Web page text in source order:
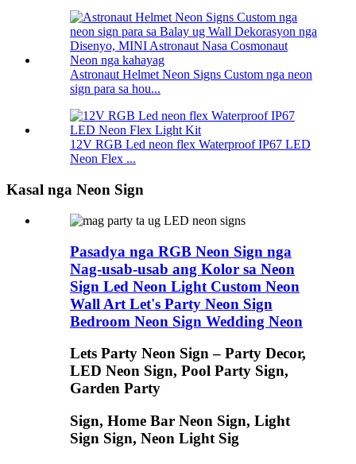
Astronaut Helmet Neon Signs Custom nga neon
sign para sa hou...
12V RGB Led neon flex Waterproof IP67 LED
Neon Flex ...
Kasal nga Neon Sign
Pasadya nga RGB Neon Sign nga
Nag-usab-usab ang Kolor sa Neon
Sign Led Neon Light Custom Neon
Wall Art Let's Party Neon Sign
Bedroom Neon Sign Wedding Neon
Lets Party Neon Sign – Party Decor,
LED Neon Sign, Pool Party Sign,
Garden Party
Sign, Home Bar Neon Sign, Light
Sign Sign, Neon Light Sig